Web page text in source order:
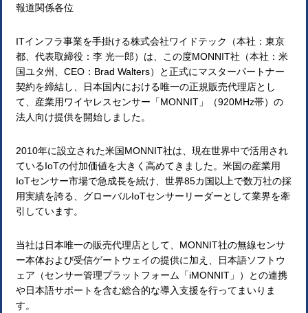
報道関係各位
ITインフラ事業を手掛ける株式会社ワイドテック（本社：東京
都、代表取締役：李 光一郎）は、この度MONNIT社（本社：米
国ユタ州、CEO：Brad Walters）と正式にマスターパートナー
契約を締結し、日本国内における唯一の正規販売代理店とし
て、産業用ワイヤレスセンサー「MONNIT」（920MHz帯）の
法人向け提供を開始しました。
2010年に設立された米国MONNIT社は、現在世界中で活用され
ているIoTの付加価値を大きく高めてきました。米国の産業用
IoTセンサー市場で急成長を続け、世界85カ国以上で数万社の採
用実績を誇る、グローバルIoTセンサーリーダーとして業界を牽
引しています。
当社は日本唯一の販売代理店として、MONNIT社の無線センサ
ー本体および受信ゲートウェイの提供に加え、日本語ソフトウ
ェア（センサー管理プラットフォーム「iMONNIT」）との連携
や日本語サポートを含む総合的な導入支援を行ってまいりま
す。